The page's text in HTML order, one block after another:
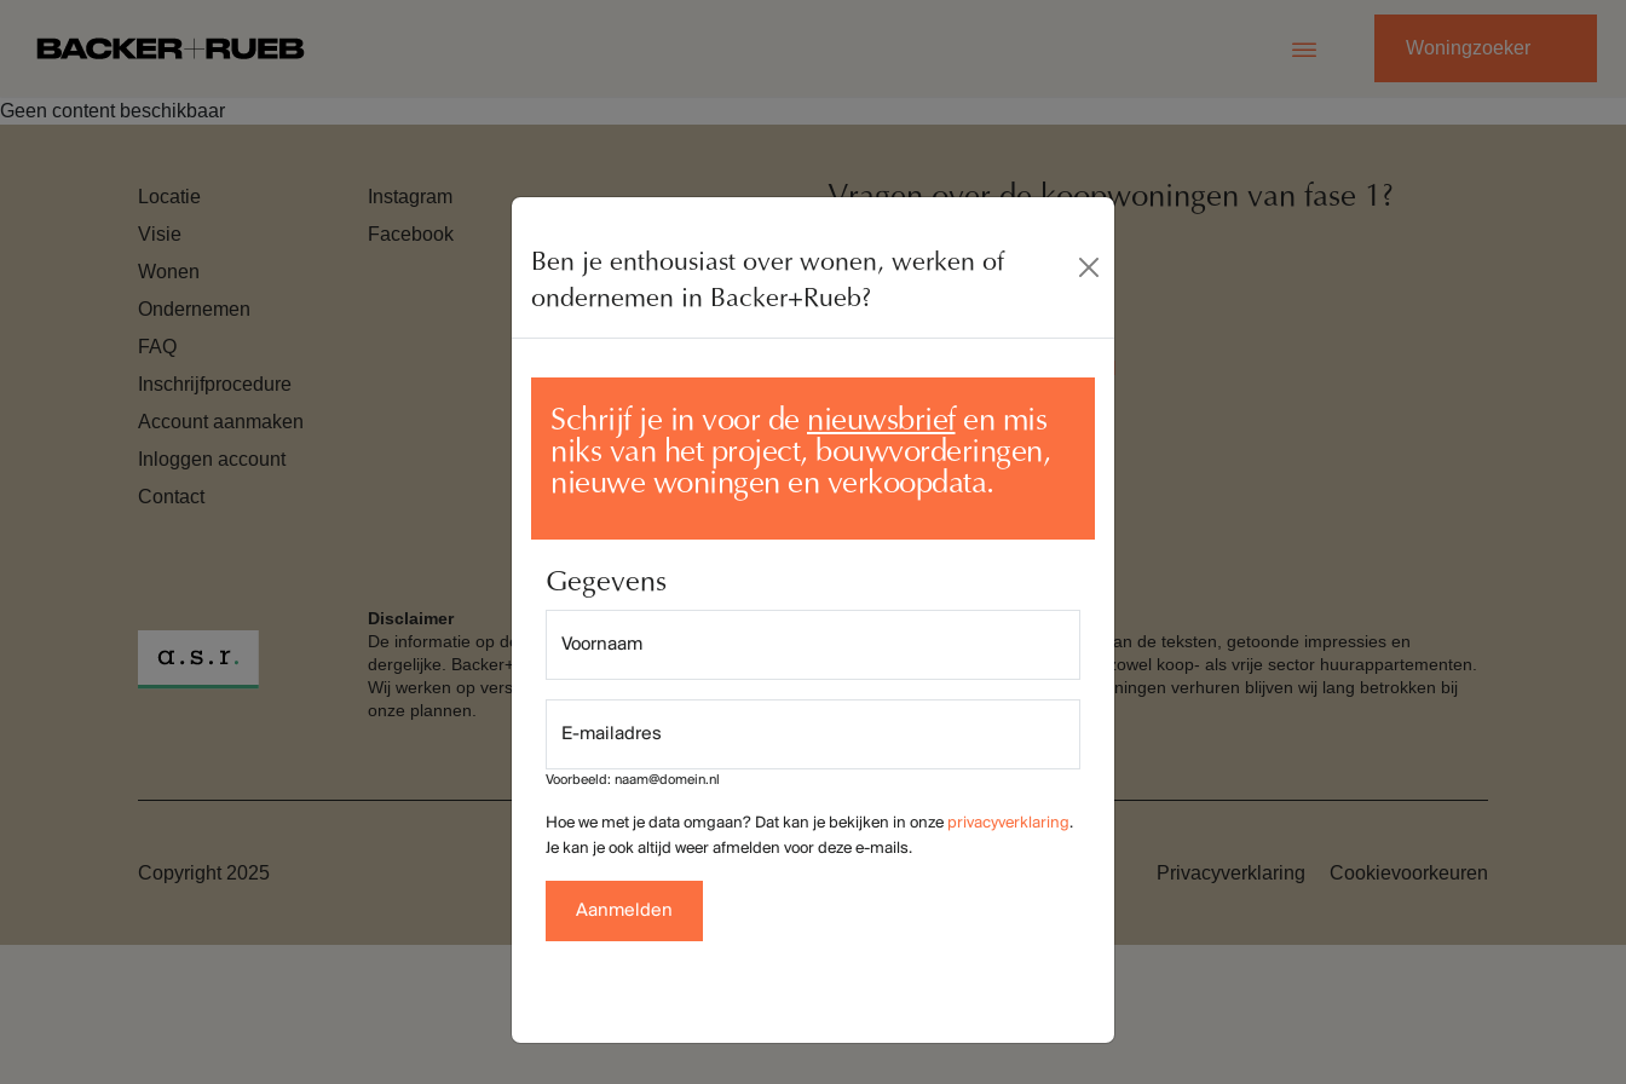
Woningzoeker
Geen content beschikbaar
Locatie
Visie
Wonen
Ondernemen
FAQ
Inschrijfprocedure
Account aanmaken
Inloggen account
Contact
Instagram
Facebook
Vragen over de koopwoningen van fase 1?
Van de Water Makelaars
Keizerstraat 91
4811 HL Breda
076 – 5 24 24 00
Disclaimer
De informatie op deze website is met zorg samengesteld. Je kunt echter geen rechten ontlenen aan de teksten, getoonde impressies en
dergelijke. Backer+Rueb is een gebiedsontwikkeling van ASR Real Estate Development B.V. met zowel koop- als vrije sector huurappartementen.
Wij werken op verschillende locaties in Nederland aan nieuwe woonbelevingen. Omdat wij ook woningen verhuren blijven wij lang betrokken bij
onze plannen.
Copyright 2025 Privacyverklaring Cookievoorkeuren
Ben je enthousiast over wonen, werken of
ondernemen in Backer+Rueb?
Schrijf je in voor de nieuwsbriefen mis
niks van het project, bouwvorderingen,
nieuwe woningen en verkoopdata.